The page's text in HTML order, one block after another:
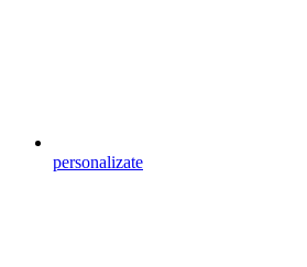
personalizate